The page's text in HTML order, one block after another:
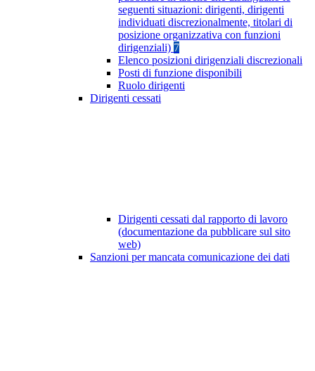
seguenti situazioni: dirigenti, dirigenti
individuati discrezionalmente, titolari di
posizione organizzativa con funzioni
dirigenziali) 7
Elenco posizioni dirigenziali discrezionali
Posti di funzione disponibili
Ruolo dirigenti
Dirigenti cessati
Dirigenti cessati dal rapporto di lavoro
(documentazione da pubblicare sul sito
web)
Sanzioni per mancata comunicazione dei dati